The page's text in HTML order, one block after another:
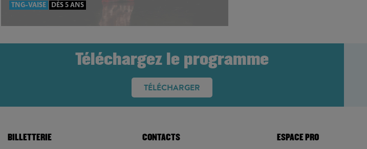
TNG-VAISE DÈS 5 ANS
Téléchargez le programme
TÉLÉCHARGER
BILLETTERIE CONTACTS ESPACE PRO